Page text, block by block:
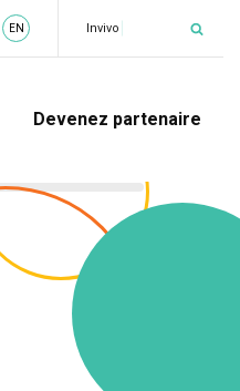
EN Invivo |
Devenez partenaire